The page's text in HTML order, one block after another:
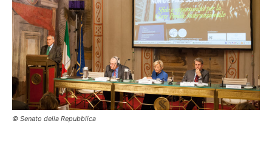
© Senato della Repubblica